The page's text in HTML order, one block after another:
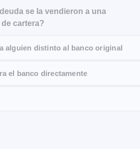
se la vendieron a una
cartera?
alguien distinto al banco original
el banco directamente